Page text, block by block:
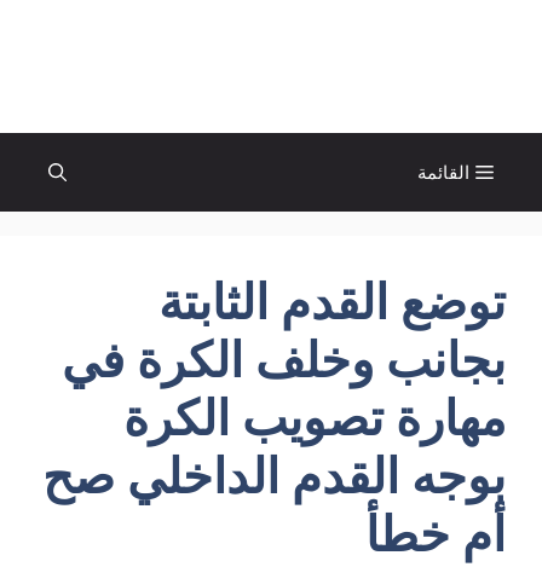
القائمة
توضع القدم الثابتة
بجانب وخلف الكرة في
مهارة تصويب الكرة
بوجه القدم الداخلي صح
أم خطأ